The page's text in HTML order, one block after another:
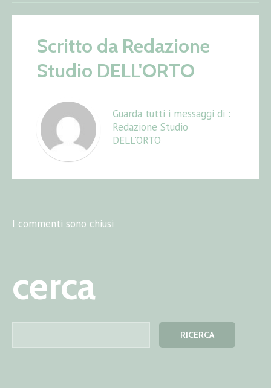
Scritto da Redazione
Studio DELL'ORTO
Guarda tutti i messaggi di :
Redazione Studio
DELL'ORTO
I commenti sono chiusi
cerca